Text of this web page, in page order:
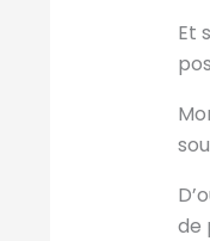
Et
de